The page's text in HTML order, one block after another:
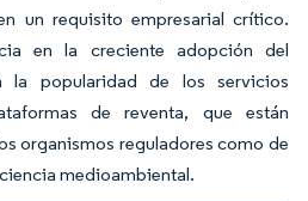
un requisito empresarial crítico.
en la creciente adopción del
la popularidad de los servicios
de reventa, que están
organismos reguladores como de
medioambiental.